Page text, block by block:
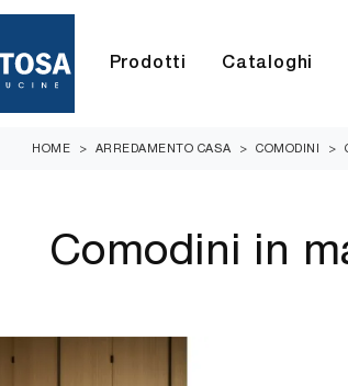
Prodotti Cataloghi
HOME > ARREDAMENTO CASA > COMODINI >
Comodini in